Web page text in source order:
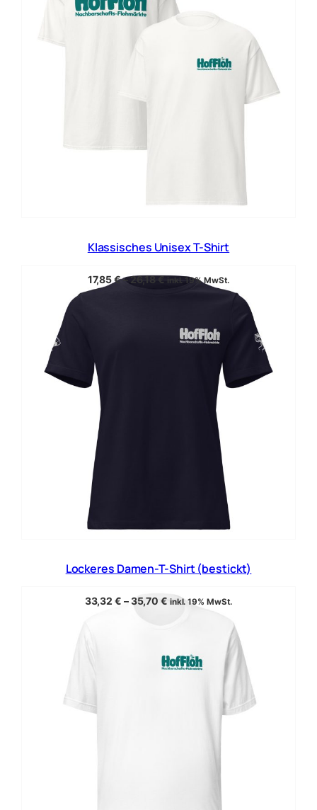
Klassisches Unisex T-Shirt
17,85€–26,18€ inkl. 19% MwSt.
Lockeres Damen-T-Shirt (bestickt)
33,32€ –35,70€ inkl. 19% MwSt.